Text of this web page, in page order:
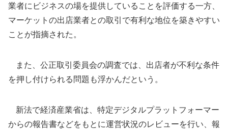
業者にビジネスの場を提供していることを評価する一方、
マーケットの出店業者との取引で有利な地位を築きやすい
ことが指摘された。
また、公正取引委員会の調査では、出店者が不利な条件
を押し付けられる問題も浮かんだという。
新法で経済産業省は、特定デジタルプラットフォーマー
からの報告書などをもとに運営状況のレビューを行い、報